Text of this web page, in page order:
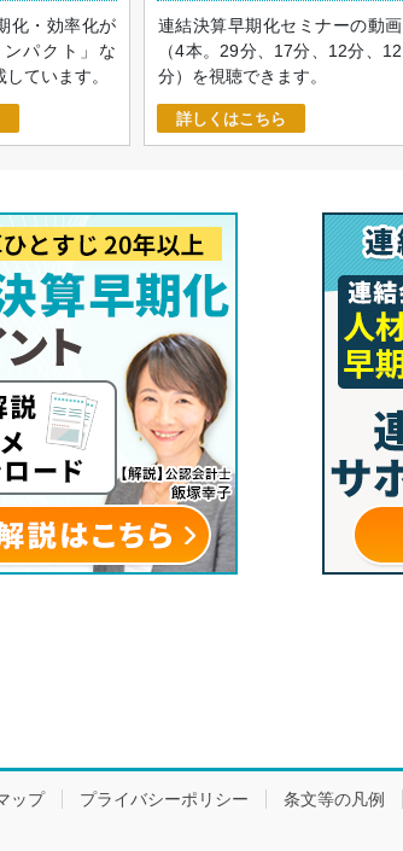
化・効率化が
パクト」な
ています。
連結決算早期化セミナーの動画
（4本。29分、17分、12分、12
分）を視聴できます。
詳しくはこちら
ップ プライバシーポリシー 条文等の凡例